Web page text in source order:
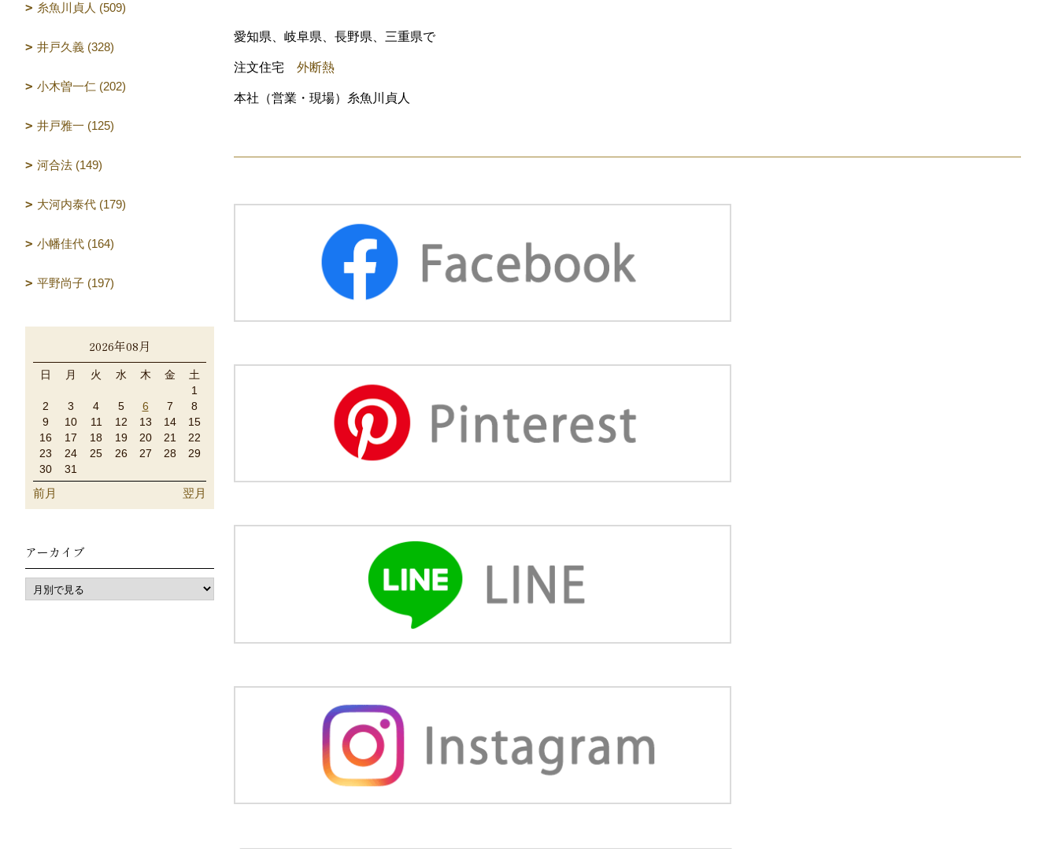
愛知県、岐阜県、長野県、三重県で
注文住宅 外断熱
本社（営業・現場）糸魚川貞人
糸魚川貞人 (509)
井戸久義 (328)
小木曽一仁 (202)
井戸雅一 (125)
河合法 (149)
大河内泰代 (179)
小幡佳代 (164)
平野尚子 (197)
2026年08月
日 月 火 水 木 金
土
1
2
3 4 5 6 7
8
9
10 11 12 13 14
15
16
17 18 19 20 21
22
23
24 25 26 27 28
29
30
31
前月 翌月
アーカイブ